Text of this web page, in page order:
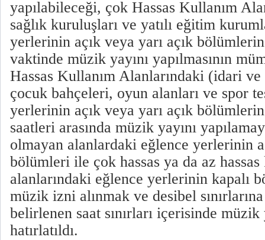
yapılabileceği, çok Hassas Kullanım
sağlık kuruluşları ve yatılı eğitim
yerlerinin açık veya yarı açık
vaktinde müzik yayını yapılmasının
Hassas Kullanım Alanlarındaki (idari
çocuk bahçeleri, oyun alanları ve spor
yerlerinin açık veya yarı açık
saatleri arasında müzik yayını
olmayan alanlardaki eğlence yerlerinin
bölümleri ile çok hassas ya da az hassas
alanlarındaki eğlence yerlerinin kapalı
müzik izni alınmak ve desibel
belirlenen saat sınırları içerisinde müzik
hatırlatıldı.